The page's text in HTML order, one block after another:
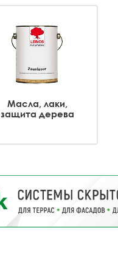
Масла, лаки,
защита дерева